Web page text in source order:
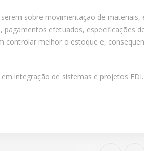
sobre movimentação de
efetuados, especificações
controlar melhor o estoque e,
integração de sistemas e projetos